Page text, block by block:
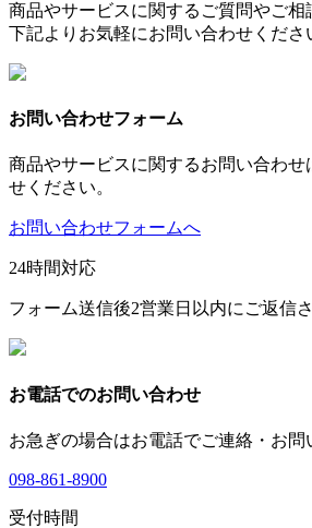
商品やサービスに関するご質問やご相
下記よりお気軽にお問い合わせくださ
お問い合わせフォーム
商品やサービスに関するお問い合わせ
せください。
お問い合わせフォームへ
24時間対応
フォーム送信後2営業日以内にご返信
お電話でのお問い合わせ
お急ぎの場合はお電話でご連絡・お問
098-861-8900
受付時間